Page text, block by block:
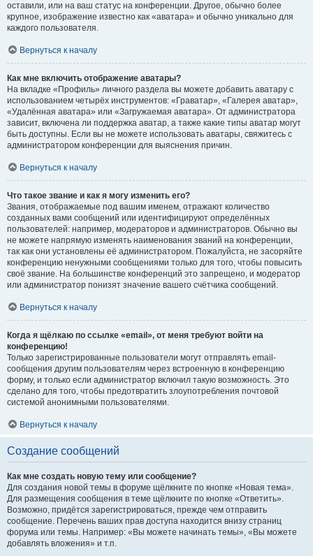
оставили, или на ваш статус на конференции. Другое, обычно более
крупное, изображение известно как «аватара» и обычно уникально для
каждого пользователя.
Вернуться к началу
Как мне включить отображение аватары?
На вкладке «Профиль» личного раздела вы можете добавить аватару с
использованием четырёх инструментов: «Граватар», «Галерея аватар»,
«Удалённая аватара» или «Загружаемая аватара». От администратора
зависит, включена ли поддержка аватар, а также какие типы аватар могут
быть доступны. Если вы не можете использовать аватары, свяжитесь с
администратором конференции для выяснения причин.
Вернуться к началу
Что такое звание и как я могу изменить его?
Звания, отображаемые под вашим именем, отражают количество
созданных вами сообщений или идентифицируют определённых
пользователей: например, модераторов и администраторов. Обычно вы
не можете напрямую изменять наименования званий на конференции,
так как они установлены её администратором. Пожалуйста, не засоряйте
конференцию ненужными сообщениями только для того, чтобы повысить
своё звание. На большинстве конференций это запрещено, и модератор
или администратор понизят значение вашего счётчика сообщений.
Вернуться к началу
Когда я щёлкаю по ссылке «email», от меня требуют войти на
конференцию!
Только зарегистрированные пользователи могут отправлять email-
сообщения другим пользователям через встроенную в конференцию
форму, и только если администратор включил такую возможность. Это
сделано для того, чтобы предотвратить злоупотребления почтовой
системой анонимными пользователями.
Вернуться к началу
Создание сообщений
Как мне создать новую тему или сообщение?
Для создания новой темы в форуме щёлкните по кнопке «Новая тема».
Для размещения сообщения в теме щёлкните по кнопке «Ответить».
Возможно, придётся зарегистрироваться, прежде чем отправить
сообщение. Перечень ваших прав доступа находится внизу страниц
форума или темы. Например: «Вы можете начинать темы», «Вы можете
добавлять вложения» и т.п.